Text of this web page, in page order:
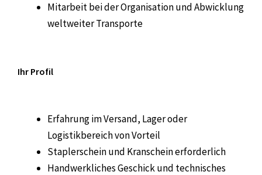
Mitarbeit bei der Organisation und Abwicklung
weltweiter Transporte
Ihr Profil
Erfahrung im Versand, Lager oder
Logistikbereich von Vorteil
Staplerschein und Kranschein erforderlich
Handwerkliches Geschick und technisches